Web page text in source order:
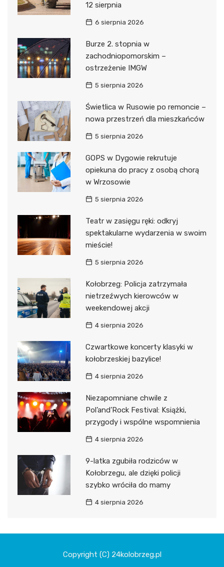
12 sierpnia
6 sierpnia 2026
Burze 2. stopnia w
zachodniopomorskim –
ostrzeżenie IMGW
5 sierpnia 2026
Świetlica w Rusowie po remoncie –
nowa przestrzeń dla mieszkańców
5 sierpnia 2026
GOPS w Dygowie rekrutuje
opiekuna do pracy z osobą chorą
w Wrzosowie
5 sierpnia 2026
Teatr w zasięgu ręki: odkryj
spektakularne wydarzenia w swoim
mieście!
5 sierpnia 2026
Kołobrzeg: Policja zatrzymała
nietrzeźwych kierowców w
weekendowej akcji
4 sierpnia 2026
Czwartkowe koncerty klasyki w
kołobrzeskiej bazylice!
4 sierpnia 2026
Niezapomniane chwile z
Pol’and’Rock Festival: Książki,
przygody i wspólne wspomnienia
4 sierpnia 2026
9-latka zgubiła rodziców w
Kołobrzegu, ale dzięki policji
szybko wróciła do mamy
4 sierpnia 2026
Copyright (C) 24kolobrzeg.pl